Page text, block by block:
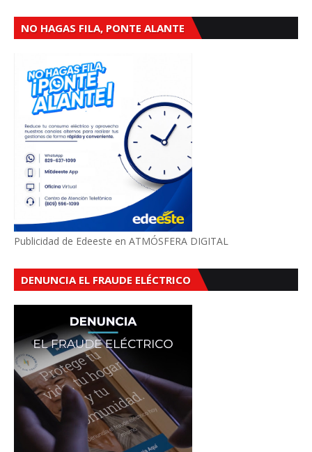
NO HAGAS FILA, PONTE ALANTE
Publicidad de Edeeste en ATMÓSFERA DIGITAL
DENUNCIA EL FRAUDE ELÉCTRICO